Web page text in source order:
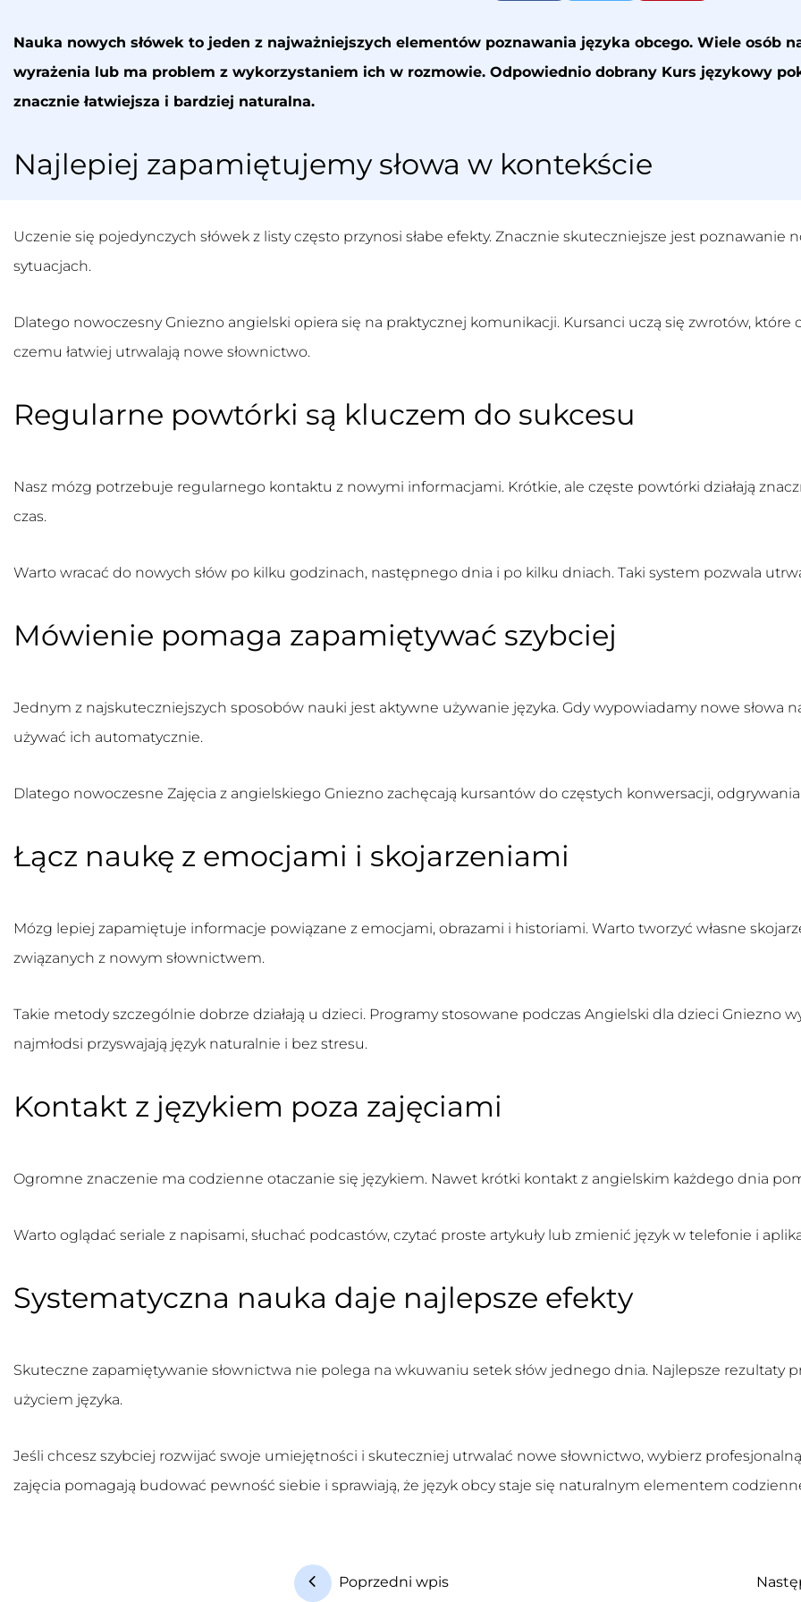
Nauka nowych słówek to jeden z najważniejszych elementów poznawania języka obcego. Wiele osób
wyrażenia lub ma problem z wykorzystaniem ich w rozmowie. Odpowiednio dobrany Kurs językowy
znacznie łatwiejsza i bardziej naturalna.
Najlepiej zapamiętujemy słowa w kontekście
Uczenie się pojedynczych słówek z listy często przynosi słabe efekty. Znacznie skuteczniejsze jest
sytuacjach.
Dlatego nowoczesnyGniezno angielski opiera się na praktycznej komunikacji. Kursanci uczą się zwrotów,
czemu łatwiej utrwalają nowe słownictwo.
Regularne powtórki są kluczem do sukcesu
Nasz mózg potrzebuje regularnego kontaktu z nowymi informacjami. Krótkie, ale częste powtórki działają
czas.
Warto wracać do nowych słów po kilku godzinach, następnego dnia i po kilku dniach. Taki system pozwala
Mówienie pomaga zapamiętywać szybciej
Jednym z najskuteczniejszych sposobów nauki jest aktywne używanie języka. Gdy wypowiadamy nowe słowa
używać ich automatycznie.
Dlatego nowoczesne Zajęcia z angielskiego Gniezno zachęcają kursantów do częstych konwersacji,
Łącz naukę z emocjami i skojarzeniami
Mózg lepiej zapamiętuje informacje powiązane z emocjami, obrazami i historiami. Warto tworzyć własne
związanych z nowym słownictwem.
Takie metody szczególnie dobrze działają u dzieci. Programy stosowane podczas Angielski dla dzieci Gniezno
najmłodsi przyswajają język naturalnie i bez stresu.
Kontakt z językiem poza zajęciami
Ogromne znaczenie ma codzienne otaczanie się językiem. Nawet krótki kontakt z angielskim każdego dnia
Warto oglądać seriale z napisami, słuchać podcastów, czytać proste artykuły lub zmienić język w telefonie i
Systematyczna nauka daje najlepsze efekty
Skuteczne zapamiętywanie słownictwa nie polega na wkuwaniu setek słów jednego dnia. Najlepsze rezultaty
użyciem języka.
Jeśli chcesz szybciej rozwijać swoje umiejętności i skuteczniej utrwalać nowe słownictwo, wybierz
zajęcia pomagają budować pewność siebie i sprawiają, że język obcy staje się naturalnym elementem
N Poprzedni wpis